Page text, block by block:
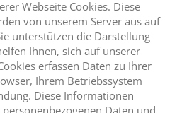
Webseite Cookies. Diese
von unserem Server aus auf
unterstützen die Darstellung
Ihnen, sich auf unserer
erfassen Daten zu Ihrer
Ihrem Betriebssystem
Diese Informationen
Daten und